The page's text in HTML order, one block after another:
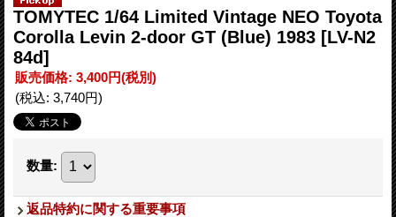
TOMYTEC 1/64 Limited Vintage NEO Toyota
Corolla Levin 2-door GT (Blue) 1983 [LV-N2
84d]
販売価格: 3,400円(税別)
(税込: 3,740円)
数量:
返品特約に関する重要事項